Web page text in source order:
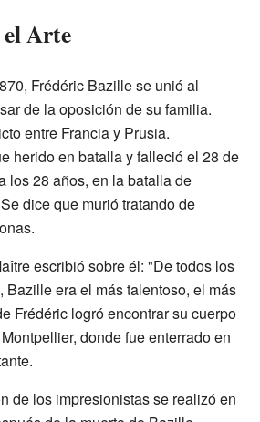
el Arte
Frédéric Bazille se unió al
de la oposición de su familia.
entre Francia y Prusia.
herido en batalla y falleció el 28 de
los 28 años, en la batalla de
dice que murió tratando de
escribió sobre él: "De todos los
Bazille era el más talentoso, el más
Frédéric logró encontrar su cuerpo
donde fue enterrado en
de los impresionistas se realizó en